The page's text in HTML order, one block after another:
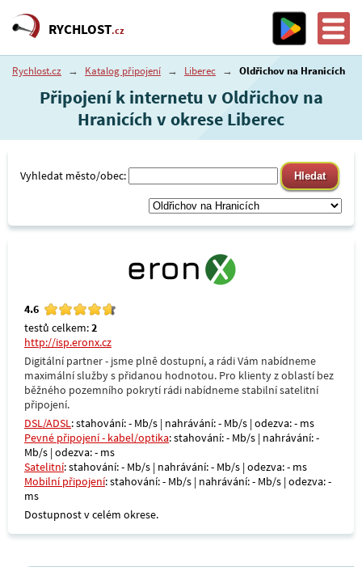
RYCHLOST.cz
Rychlost.cz → Katalog připojení → Liberec → Oldřichov na Hranicích
Připojení k internetu v Oldřichov na
Hranicích v okrese Liberec
Vyhledat město/obec:
4.6
testů celkem:2
http://isp.eronx.cz
Digitální partner - jsme plně dostupní, a rádi Vám nabídneme
maximální služby s přidanou hodnotou. Pro klienty z oblastí bez
běžného pozemního pokrytí rádi nabídneme stabilní satelitní
připojení.
DSL/ADSL: stahování: - Mb/s | nahrávání: - Mb/s | odezva: - ms
Pevné připojení - kabel/optika: stahování: - Mb/s | nahrávání: -
Mb/s | odezva: - ms
Satelitní: stahování: - Mb/s | nahrávání: - Mb/s | odezva: - ms
Mobilní připojení: stahování: - Mb/s | nahrávání: - Mb/s | odezva: -
ms
Dostupnost v celém okrese.